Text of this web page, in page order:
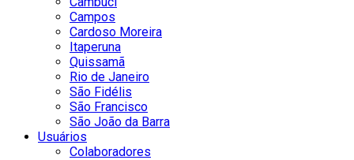
Campos
Cardoso Moreira
Itaperuna
Quissamã
Rio de Janeiro
São Fidélis
São Francisco
São João da Barra
Usuários
Colaboradores